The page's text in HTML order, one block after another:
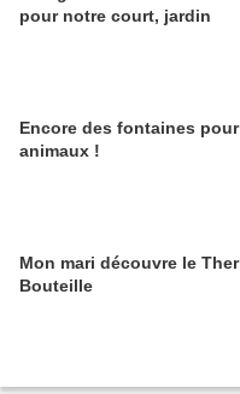
pour notre court, jardin
Encore des fontaines
animaux !
Mon mari découvre le
Bouteille